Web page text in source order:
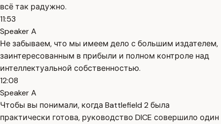
всё так радужно.
11:53
Speaker A
Не забываем, что мы имеем дело с большим издателем,
заинтересованным в прибыли и полном контроле над
интеллектуальной собственностью.
12:08
Speaker A
Чтобы вы понимали, когда Battlefield 2 была
практически готова, руководство DICE совершило один